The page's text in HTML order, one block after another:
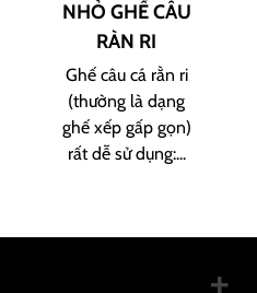
NHỎ GHẾ CÂU
RÀN RI
Ghế câu cá rằn ri
(thường là dạng
ghế xếp gấp gọn)
rất dễ sử dụng:...